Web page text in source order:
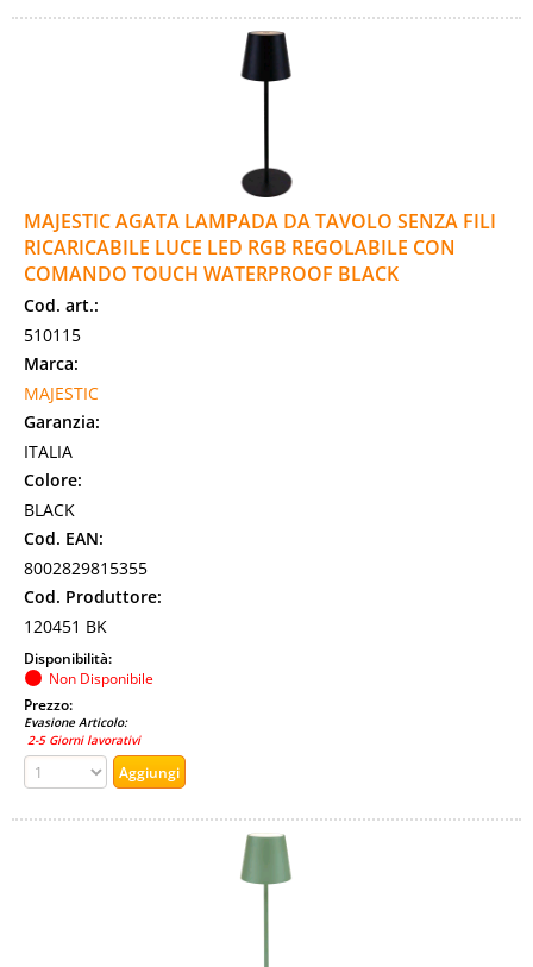
MAJESTIC AGATA LAMPADA DA TAVOLO SENZA FILI
RICARICABILE LUCE LED RGB REGOLABILE CON
COMANDO TOUCH WATERPROOF BLACK
Cod. art.:
510115
Marca:
MAJESTIC
Garanzia:
ITALIA
Colore:
BLACK
Cod. EAN:
8002829815355
Cod. Produttore:
120451 BK
Disponibilità:
Non Disponibile
Prezzo:
Evasione Articolo:
2-5 Giorni lavorativi